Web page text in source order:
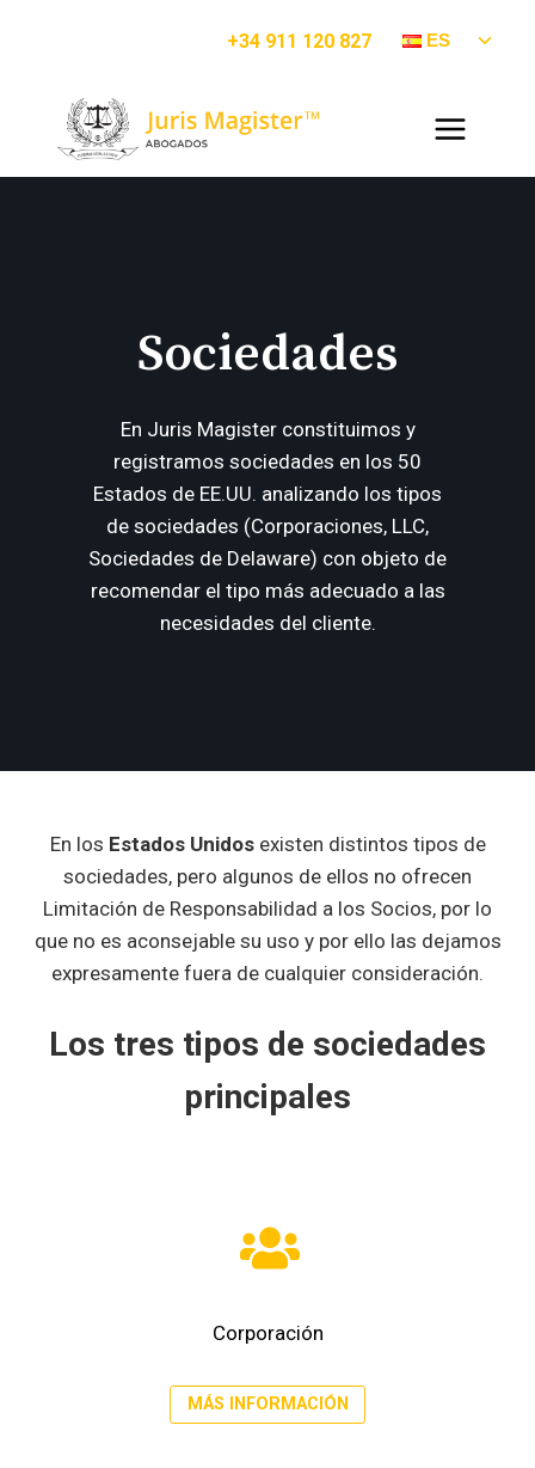
+34 911 120 827 ES
Sociedades
En Juris Magister constituimos y
registramos sociedades en los 50
Estados de EE.UU. analizando los tipos
de sociedades (Corporaciones, LLC,
Sociedades de Delaware) con objeto de
recomendar el tipo más adecuado a las
necesidades del cliente.
En los Estados Unidosexisten distintos tipos de
sociedades, pero algunos de ellos no ofrecen
Limitación de Responsabilidad a los Socios, por lo
que no es aconsejable su uso y por ello las dejamos
expresamente fuera de cualquier consideración.
Los tres tipos de sociedades
principales
Corporación
MÁS INFORMACIÓN